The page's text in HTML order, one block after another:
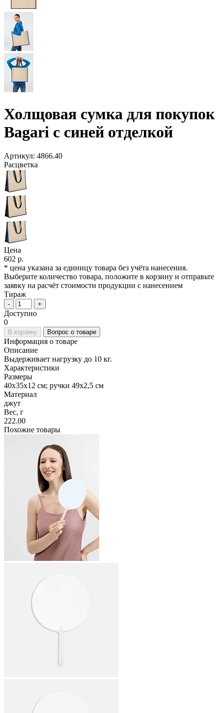
Холщовая сумка для покупок
Bagari с синей отделкой
Артикул: 4866.40
Расцветка
Цена
602 р.
* цена указана за единицу товара без учёта нанесения.
Выберите количество товара, положите в корзину и отправьте
заявку на расчёт стоимости продукции с нанесением
Тираж
- +
Доступно
0
В корзину Вопрос о товаре
Информация о товаре
Описание
Выдерживает нагрузку до 10 кг.
Характеристики
Размеры
40х35x12 см; ручки 49х2,5 см
Материал
джут
Вес, г
222.00
Похожие товары